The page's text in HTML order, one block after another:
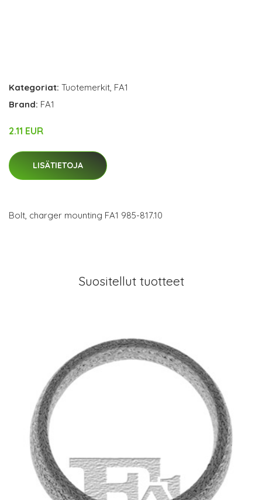
Kategoriat: Tuotemerkit, FA1
Brand: FA1
2.11 EUR
LISÄTIETOJA
Bolt, charger mounting FA1 985-817.10
Suositellut tuotteet